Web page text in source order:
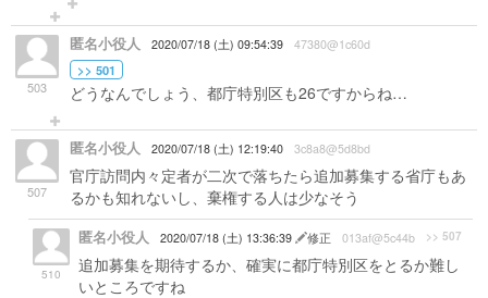
503
匿名小役人 2020/07/18 (土) 09:54:39 47380@1c60d
>> 501
どうなんでしょう、都庁特別区も26ですからね…
507
匿名小役人 2020/07/18 (土) 12:19:40 3c8a8@5d8bd
官庁訪問内々定者が二次で落ちたら追加募集する省庁もあ
るかも知れないし、棄権する人は少なそう
510
匿名小役人 2020/07/18 (土) 13:36:39 修正 013af@5c44b >> 507
追加募集を期待するか、確実に都庁特別区をとるか難し
いところですね